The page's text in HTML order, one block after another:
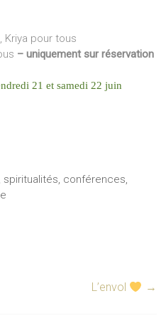
Kriya pour tous
– uniquement sur réservation
21 et samedi 22 juin
spiritualités, conférences,
L’envol →